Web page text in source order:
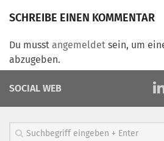
Arbeitsgruppen
MarketingFrauen
Münchner Marketingpreis
Mentoring
Bundesverband Marketing Clubs
SCHREIBE EINEN KOMMENTAR
Du musst angemeldet sein, um
abzugeben.
SOCIAL WEB